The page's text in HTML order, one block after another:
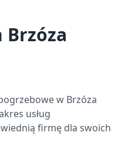
Brzóza
w Brzóza
usług
firmę dla swoich